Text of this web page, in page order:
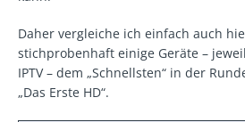
Daher vergleiche ich einfach auch
stichprobenhaft einige Geräte –
IPTV – dem „Schnellsten“ in der
„Das Erste HD“.